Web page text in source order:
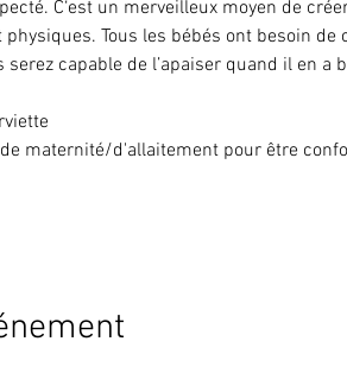
C‘est un merveilleux moyen de
Tous les bébés ont besoin
capable de l’apaiser quand il en a
maternité/d'allaitement pour être